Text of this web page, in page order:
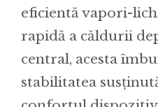
eficientă vapori-
rapidă a căldurii
central, acesta
stabilitatea